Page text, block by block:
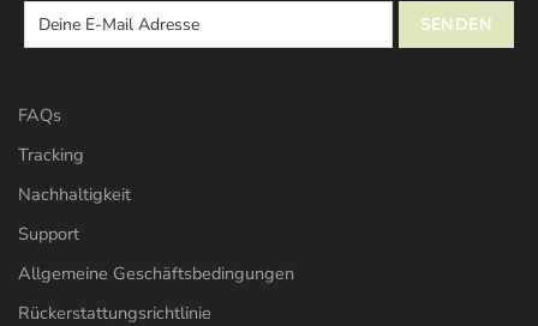
FAQs
Tracking
Nachhaltigkeit
Support
Allgemeine Geschäftsbedingungen
Rückerstattungsrichtlinie